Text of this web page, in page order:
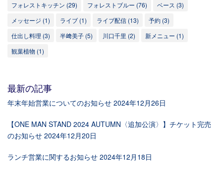
フォレストキッチン (29) フォレストブルー (76) ベース (3)
メッセージ (1) ライブ (1) ライブ配信 (13) 予約 (3)
仕出し料理 (3) 半﨑美子 (5) 川口千里 (2) 新メニュー (1)
観葉植物 (1)
最新の記事
年末年始営業についてのお知らせ 2024年12月26日
【ONE MAN STAND 2024 AUTUMN〈追加公演〉】チケット完売
のお知らせ 2024年12月20日
ランチ営業に関するお知らせ 2024年12月18日